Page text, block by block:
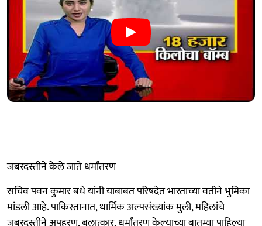
जबरदस्तीने केले जाते धर्मांतरण
सचिव पवन कुमार बधे यांनी याबाबत परिषदेत भारताच्या वतीने भुमिका
मांडली आहे. पाकिस्तानात, धार्मिक अल्पसंख्यांक मुली, महिलांचे